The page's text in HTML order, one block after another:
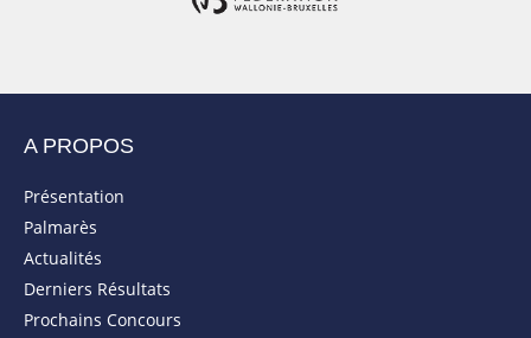
A PROPOS
Présentation
Palmarès
Actualités
Derniers Résultats
Prochains Concours